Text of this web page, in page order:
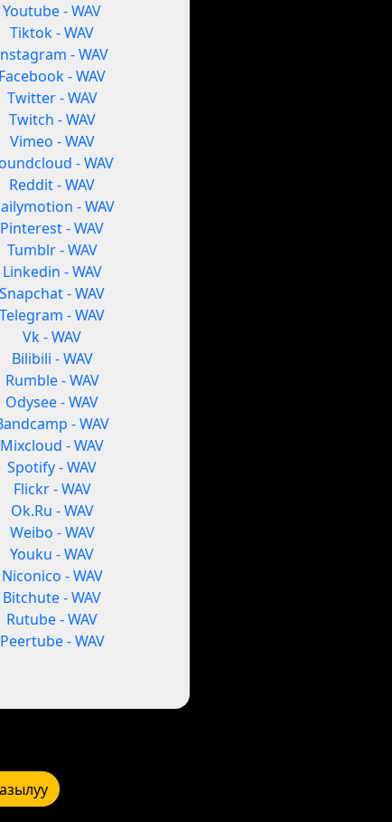
Youtube - WAV
Tiktok - WAV
- WAV
Facebook - WAV
Twitter - WAV
Twitch - WAV
Vimeo - WAV
- WAV
Reddit - WAV
- WAV
Pinterest - WAV
Tumblr - WAV
Linkedin - WAV
Snapchat - WAV
Telegram - WAV
Vk - WAV
Bilibili - WAV
Rumble - WAV
Odysee - WAV
- WAV
Mixcloud - WAV
Spotify - WAV
Flickr - WAV
Ok.Ru - WAV
Weibo - WAV
Youku - WAV
Niconico - WAV
Bitchute - WAV
Rutube - WAV
Peertube - WAV